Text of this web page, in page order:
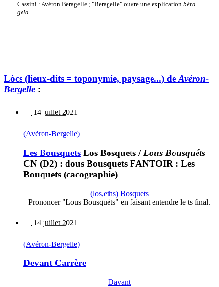
Cassini : Avéron Beragelle ; "Beragelle" ouvre une explication bèra
gela.
Lòcs (lieux-dits = toponymie, paysage...) deAvéron-
Bergelle :
14 juillet 2021
(Avéron-Bergelle)
Les Bousquets Los Bosquets / Lous Bousquéts
CN (D2) : dous Bousquets FANTOIR : Les
Bouquets (cacographie)
(los,eths) Bosquets
Prononcer "Lous Bousquéts" en faisant entendre le ts final.
14 juillet 2021
(Avéron-Bergelle)
Devant Carrère
Davant